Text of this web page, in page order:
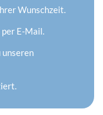
Wunschzeit.
E-Mail.
unseren